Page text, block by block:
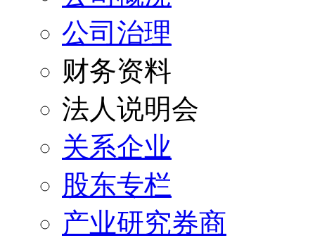
公司治理
财务资料
法人说明会
关系企业
股东专栏
产业研究券商